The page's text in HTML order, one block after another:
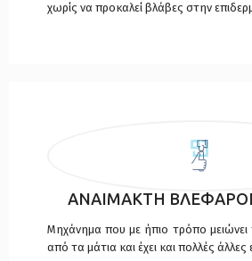
χωρίς να προκαλεί βλάβες στην
ΑΝΑΙΜΑΚΤΗ
Μηχάνημα που με ήπιο τρόπο μειώνει
από τα μάτια και έχει και πολλές άλλες